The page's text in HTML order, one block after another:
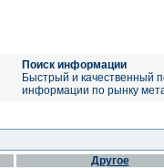
Поиск информации
Быстрый и качественный
информации по рынку
Другое